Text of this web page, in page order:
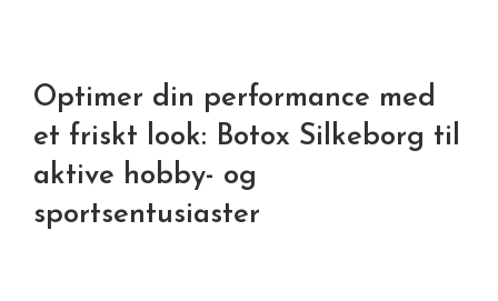
Optimer din performance med
et friskt look: Botox Silkeborg til
aktive hobby- og
sportsentusiaster